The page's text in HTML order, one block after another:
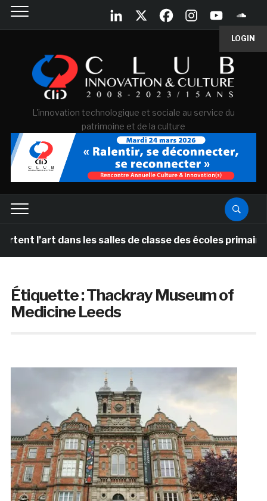
LOGIN
L'innovation technologique et sociale au service du
patrimoine et de la culture
l’art dans les salles de classe des écoles primaires
Étiquette :Thackray Museum of
Medicine Leeds